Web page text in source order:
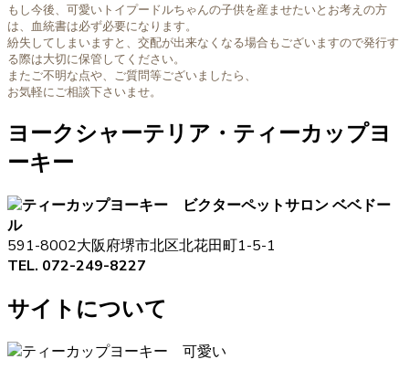
もし今後、可愛いトイプードルちゃんの子供を産ませたいとお考えの方
は、血統書は必ず必要になります。
紛失してしまいますと、交配が出来なくなる場合もございますので発行す
る際は大切に保管してください。
またご不明な点や、ご質問等ございましたら、
お気軽にご相談下さいませ。
ヨークシャーテリア・ティーカップヨ
ーキー
ペットサロン ベベドー
ル
591-8002大阪府堺市北区北花田町1-5-1
TEL. 072-249-8227
サイトについて